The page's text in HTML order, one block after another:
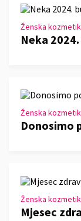
Ženska
Neka
Ženska
Donosimo
Ženska
Mjesec